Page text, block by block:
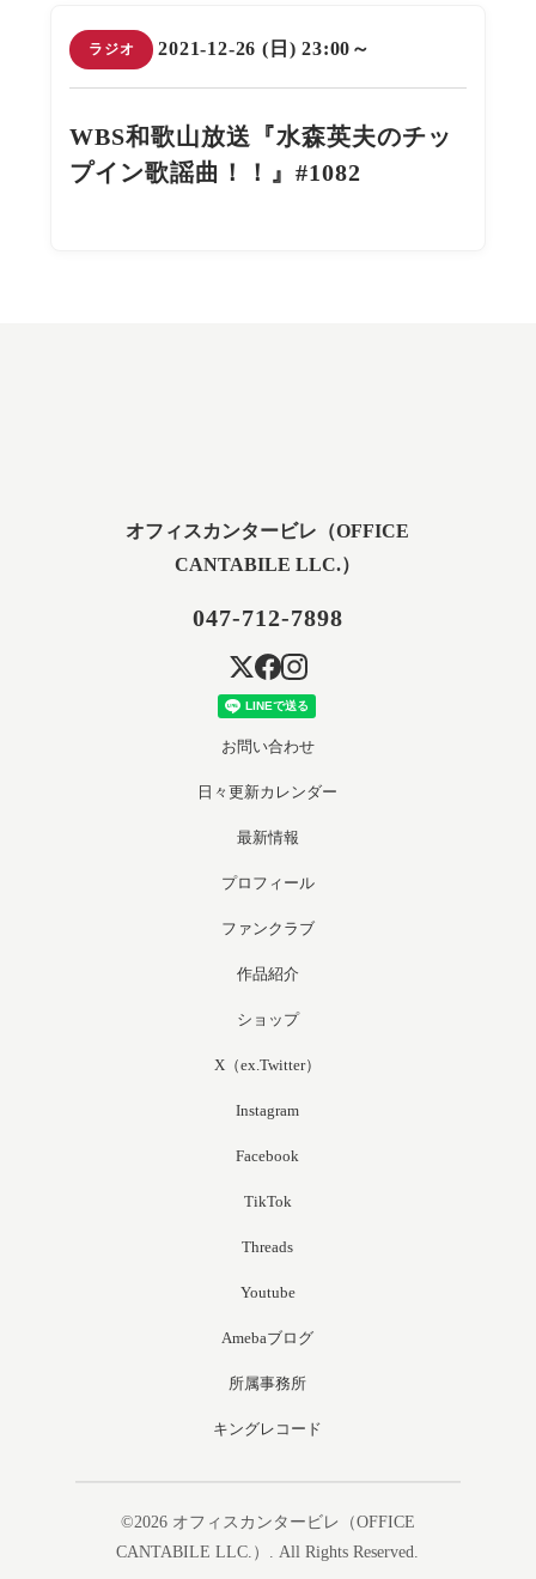
ラジオ 2021-12-26 (日) 23:00～
WBS和歌山放送『水森英夫のチッ
プイン歌謡曲！！』#1082
オフィスカンタービレ（OFFICE
CANTABILE LLC.）
047-712-7898
お問い合わせ
日々更新カレンダー
最新情報
プロフィール
ファンクラブ
作品紹介
ショップ
X（ex.Twitter）
Instagram
Facebook
TikTok
Threads
Youtube
Amebaブログ
所属事務所
キングレコード
©2026 オフィスカンタービレ（OFFICE
CANTABILE LLC.）
. All Rights Reserved.